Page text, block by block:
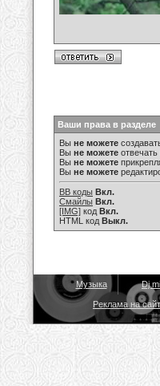
Ваши права в разделе
Вы не можете
Вы не можете
Вы не можете
Вы не можете
BB коды Вкл.
Смайлы Вкл.
[IMG] код Вкл.
HTML код Выкл.
Музыка Dj
Реклама на